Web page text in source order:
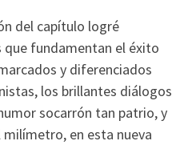
del capítulo logré
fundamentan el éxito
y diferenciados
los brillantes diálogos
socarrón tan patrio, y
en esta nueva